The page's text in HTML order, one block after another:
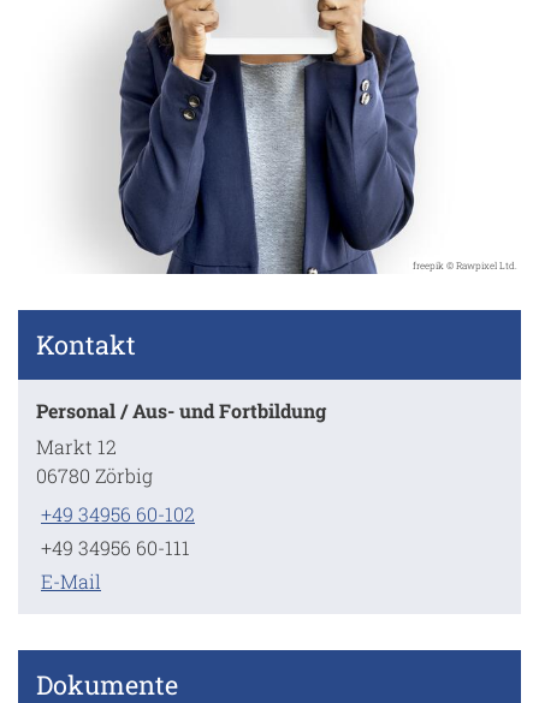
freepik © Rawpixel Ltd.
Kontakt
Personal / Aus- und Fortbildung
Markt 12
06780 Zörbig
+49 34956 60-102
+49 34956 60-111
E-Mail
Dokumente